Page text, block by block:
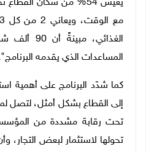
يعيش 54% من سكان
الغذائي،
المساعدات الذي يقدمه
كما شدّد البرنامج على أهمية
إلى القطاع بشكل أمثل، لتصل
تحت رقابة مشددة من
تحولها لاستثمار لبعض التجار،